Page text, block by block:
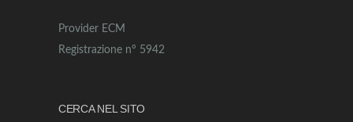
Provider ECM
Registrazione n° 5942
CERCA NEL SITO